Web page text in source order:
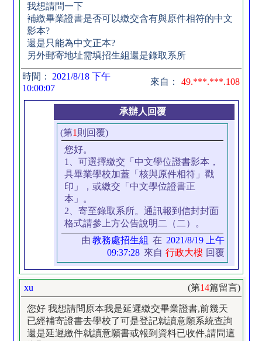
我想請問一下
補繳畢業證書是否可以繳交含有與原件相符的中文
影本?
還是只能為中文正本?
另外郵寄地址需填招生組還是錄取系所
時間：
2021/8/18 下午
10:00:07
來自： 49.***.***.108
承辦人回覆
(第1 則回覆)
您好。
1、可選擇繳交「中文學位證書影本，
具畢業學校加蓋「核與原件相符」戳
印」，或繳交「中文學位證書正
本」。
2、寄至錄取系所。通訊報到信封封面
格式請參上方公告說明二（二）。
由 教務處招生組 在 2021/8/19 上午
09:37:28 來自 行政大樓 回覆
xu (第14篇留言)
您好 我想請問原本我是延遲繳交畢業證書,前幾天
已經補寄證書去學校了可是登記就讀意願系統查詢
還是延遲繳件就讀意願書或報到資料已收件,請問這